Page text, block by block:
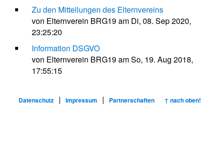
Zu den Mitteilungen des Elternvereins
von Elternverein BRG19 am Di, 08. Sep 2020,
23:25:20
Information DSGVO
von Elternverein BRG19 am So, 19. Aug 2018,
17:55:15
Datenschutz | Impressum | Partnerschaften ↑ nach oben!